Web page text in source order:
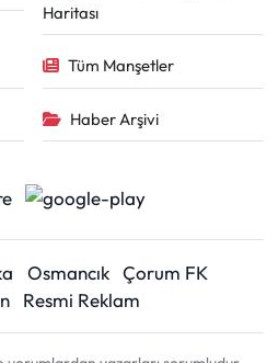
Haritası
Tüm Manşetler
Haber Arşivi
Osmancık Çorum FK
Resmi Reklam